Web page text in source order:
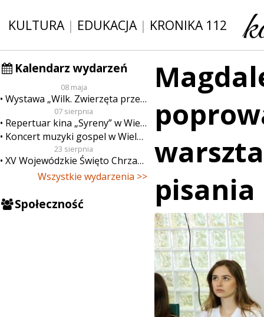
KULTURA| EDUKACJA| KRONIKA 112
Kalendarz wydarzeń
08 maja
Wystawa „Wilk. Zwierzęta przeklęte”
07 sierpnia
Repertuar kina „Syreny” w Wieluniu w dn. od 7 do 13 sierpnia
Koncert muzyki gospel w Wieluniu
23 sierpnia
XV Wojewódzkie Święto Chrzanu
Wszystkie wydarzenia >>
Społeczność
pisania